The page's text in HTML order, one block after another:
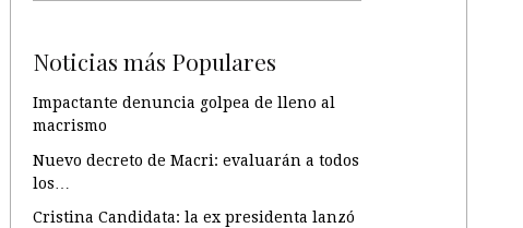
Noticias más Populares
Impactante denuncia golpea de lleno al
macrismo
Nuevo decreto de Macri: evaluarán a todos
los…
Cristina Candidata: la ex presidenta lanzó